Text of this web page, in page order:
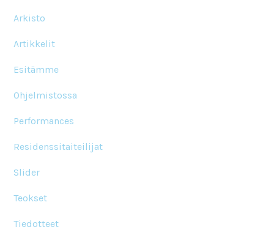
Arkisto
Artikkelit
Esitämme
Ohjelmistossa
Performances
Residenssitaiteilijat
Slider
Teokset
Tiedotteet